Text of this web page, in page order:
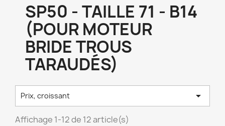
SP50 - TAILLE 71 - B14
(POUR MOTEUR
BRIDE TROUS
TARAUDÉS)
Prix, croissant 
Affichage 1-12 de 12 article(s)